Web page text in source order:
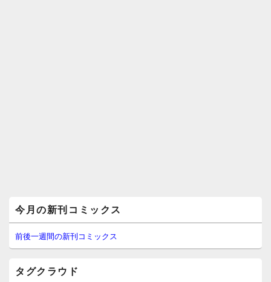
イ
ン
サ
イ
今月の新刊コミックス
前後一週間の新刊コミックス
タグクラウド